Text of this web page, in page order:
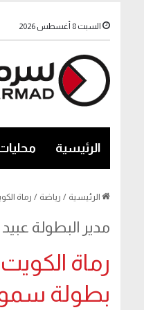
السبت 8 أغسطس 2026
الرئيسية
الرئيسية / رياضة / رماة
رماة
بطولة سمو
مدير البطولة